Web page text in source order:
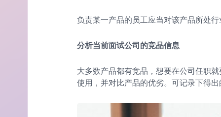
负责某一产品的员工应当对该产品所处
分析当前面试公司的竞品信息
大多数产品都有竞品，想要在公司任职
使用，并对比产品的优劣。可记录下得